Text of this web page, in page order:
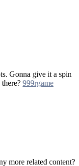
Gonna give it a spin
999rgame
more related content?